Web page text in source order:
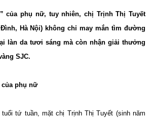
của phụ nữ, tuy nhiên, chị Trịnh Thị Tuyết
Hà Nội) không chỉ may mắn tìm đường
làn da tươi sáng mà còn nhận giải thưởng
SJC.
của phụ nữ
tứ tuần, mặt chị Trịnh Thị Tuyết (sinh năm